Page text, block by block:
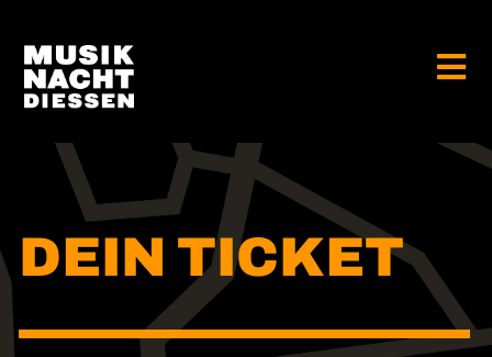
springen
LOCATIONS
DEIN TICKET